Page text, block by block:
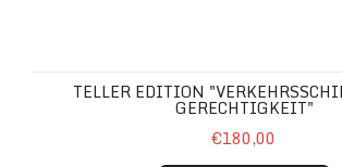
TELLER EDITION
GERECHTIGKEIT"
€180,00